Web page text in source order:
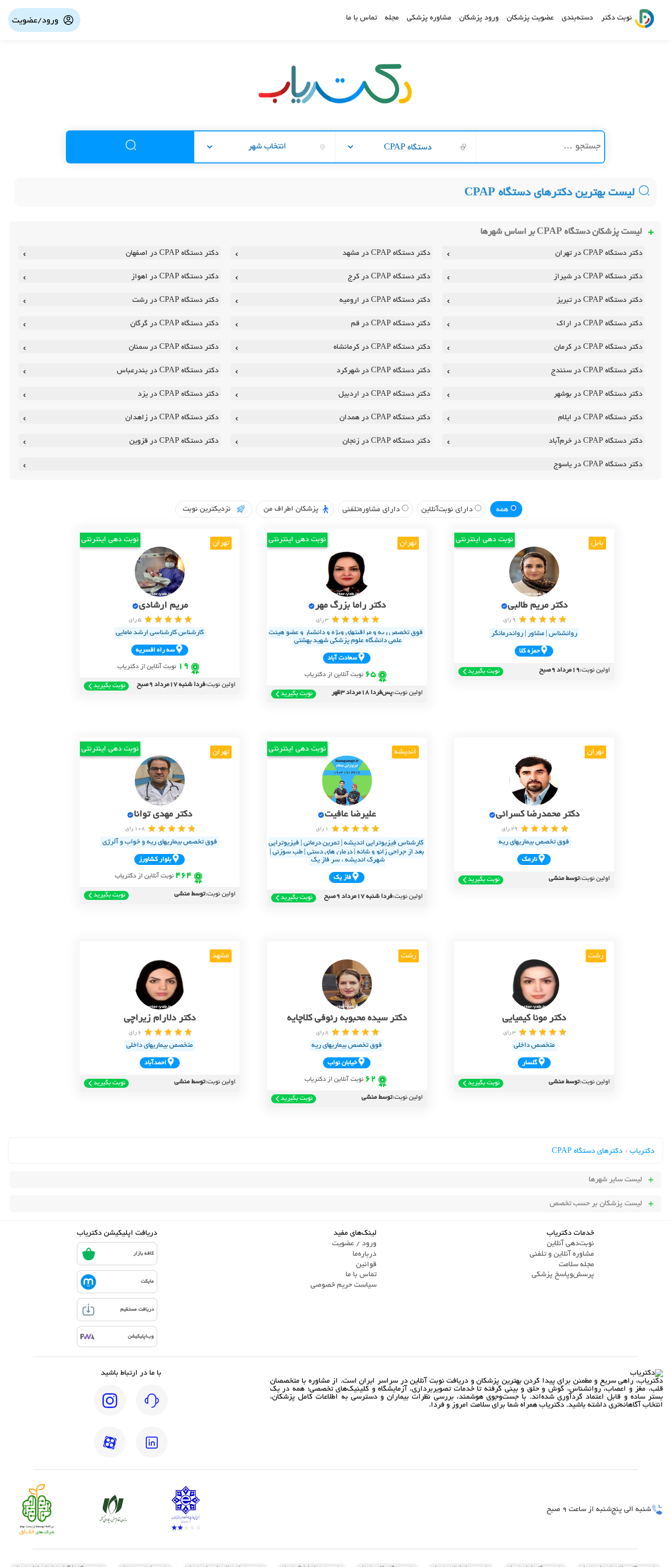
نوبت دکتر دسته‌بندی عضویت پزشکان ورود پزشکان مشاوره پزشکی مجله تماس با ما ورود/عضویت
دستگاه CPAP انتخاب شهر
لیست بهترین دکترهای دستگاه CPAP
لیست پزشکان دستگاه CPAP بر اساس شهرها
دکتر دستگاه CPAP در تهران دکتر دستگاه CPAP در مشهد دکتر دستگاه CPAP در اصفهان
دکتر دستگاه CPAP در شیراز دکتر دستگاه CPAP در کرج دکتر دستگاه CPAP در اهواز
دکتر دستگاه CPAP در تبریز دکتر دستگاه CPAP در ارومیه دکتر دستگاه CPAP در رشت
دکتر دستگاه CPAP در اراک دکتر دستگاه CPAP در قم دکتر دستگاه CPAP در گرگان
دکتر دستگاه CPAP در کرمان دکتر دستگاه CPAP در کرمانشاه دکتر دستگاه CPAP در سمنان
دکتر دستگاه CPAP در سنندج دکتر دستگاه CPAP در شهرکرد دکتر دستگاه CPAP در بندرعباس
دکتر دستگاه CPAP در بوشهر دکتر دستگاه CPAP در اردبیل دکتر دستگاه CPAP در یزد
دکتر دستگاه CPAP در ایلام دکتر دستگاه CPAP در همدان دکتر دستگاه CPAP در زاهدان
دکتر دستگاه CPAP در خرم‌آباد دکتر دستگاه CPAP در زنجان دکتر دستگاه CPAP در قزوین
دکتر دستگاه CPAP در یاسوج
همه دارای نوبت‌آنلاین دارای مشاوره‌تلفنی پزشکان اطراف من نزدیکترین نوبت
بابل نوبت دهی اینترنتی
دکتر مریم طالبی
9 رای
روانشناس | مشاور | رواندرمانگر
حمزه کلا
اولین نوبت:19مرداد 9صبح نوبت بگیرید
تهران نوبت دهی اینترنتی
دکتر راما بزرگ مهر
3 رای
فوق تخصص ریه و مراقبتهای ویژه و دانشیار و عضو هیئت
علمی دانشگاه علوم پزشکی شهید بهشتی
سعادت آباد
65 نوبت آنلاین از دکتریاب
اولین نوبت:پس‌فردا 18مرداد 3ظهر نوبت بگیرید
تهران نوبت دهی اینترنتی
مریم ارشادی
5 رای
کارشناس کارشناسی ارشد مامایی
سه راه افسريه
19 نوبت آنلاین از دکتریاب
اولین نوبت:فردا شنبه 17مرداد 9صبح نوبت بگیرید
تهران
دکتر محمدرضا کسرائی
29 رای
فوق تخصص بیماریهای ریه
نارمک
اولین نوبت:توسط منشی نوبت بگیرید
اندیشه نوبت دهی اینترنتی
علیرضا عافیت
1 رای
کارشناس فیزیوتراپی اندیشه | تمرین درمانی | فیزیوتراپی
بعد از جراحی زانو و شانه | درمان های دستی | طب سوزنی |
شهرک اندیشه ، سر فاز یک
فاز يک
اولین نوبت:فردا شنبه 17مرداد 9صبح نوبت بگیرید
تهران نوبت دهی اینترنتی
دکتر مهدی توانا
108 رای
فوق تخصص بیماریهای ریه و خواب و آلرژی
بلوار کشاورز
464 نوبت آنلاین از دکتریاب
اولین نوبت:توسط منشی نوبت بگیرید
رشت
دکتر مونا کیمیایی
3 رای
متخصص داخلی
گلسار
اولین نوبت:توسط منشی نوبت بگیرید
رشت
دکتر سیده محبوبه رئوفی کلاچایه
8 رای
فوق تخصص بیماریهای ریه
خيابان نواب
62 نوبت آنلاین از دکتریاب
اولین نوبت:توسط منشی نوبت بگیرید
مشهد
دکتر دلارام زیراچی
6 رای
متخصص بیماریهای داخلی
احمدآباد
اولین نوبت:توسط منشی نوبت بگیرید
دکتریاب › دکترهای دستگاه CPAP
لیست سایر شهرها
لیست پزشکان بر حسب تخصص
خدمات دکتریاب
نوبت‌دهی آنلاین
مشاوره آنلاین و تلفنی
مجله سلامت
پرسش‌و‌پاسخ پزشکی
لینک‌های مفید
ورود / عضویت
درباره‌ما
قوانین
تماس ‌با ما
سیاست حریم خصوصی
دریافت اپلیکیشن دکتریاب
کافه بازار
مایکت
دریافت مستقیم
وب‌اپلیکیشن
دکتریاب، راهی سریع و مطمئن برای پیدا کردن بهترین پزشکان و دریافت نوبت آنلاین در سراسر ایران است. از مشاوره با متخصصان
قلب، مغز و اعصاب، روانشناس، گوش و حلق و بینی گرفته تا خدمات تصویربرداری، آزمایشگاه و کلینیک‌های تخصصی؛ همه در یک
بستر ساده و قابل اعتماد گردآوری شده‌اند. با جست‌وجوی هوشمند، بررسی نظرات بیماران و دسترسی به اطلاعات کامل پزشکان،
انتخاب آگاهانه‌تری داشته باشید. دکتریاب همراه شما برای سلامت امروز و فردا.
با ما در ارتباط باشید
شنبه الی پنج‌شنبه از ساعت 9 صبح